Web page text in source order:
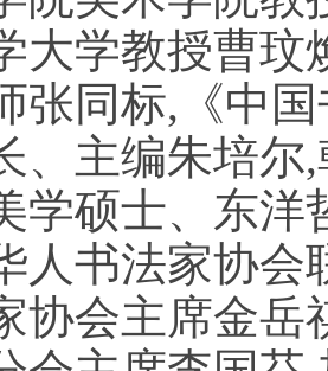
大学教授曹
张同标,《中
、主编朱培尔
学硕士、东洋
人书法家协会
协会主席金